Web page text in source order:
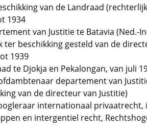
van de Landraad
1934
van Justitie te Batavia (Ned.-
ter beschikking gesteld van de
1939
te Djokja en Pekalongan, van juli
departement van
van de directeur van Justitie)
internationaal privaatrecht,
en intergentiel recht,